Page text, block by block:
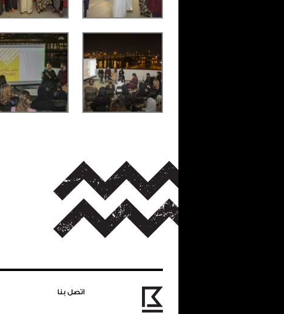
اتصل بنا